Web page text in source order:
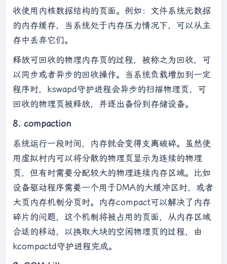
收使用内核数据结构的页面。例如：文件系统元数据
的内存缓存，当系统处于内存压力情况下，可以从主
存中丢弃它们。
释放可回收的物理内存页的过程，被称之为回收，可
以同步或者异步的回收操作。当系统负载增加到一定
程序时，kswapd守护进程会异步的扫描物理页，可
回收的物理页被释放，并逐出备份到存储设备。
8. compaction
系统运行一段时间，内存就会变得支离破碎。虽然使
用虚拟村内可以将分散的物理页显示为连续的物理
页，但有时需要分配较大的物理连续内存区域。比如
设备驱动程序需要一个用于DMA的大缓冲区时，或者
大页内存机制分页时。内存compact可以解决了内存
碎片的问题，这个机制将被占用的页面，从内存区域
合适的移动，以换取大块的空闲物理页的过程，由
kcompactd守护进程完成。